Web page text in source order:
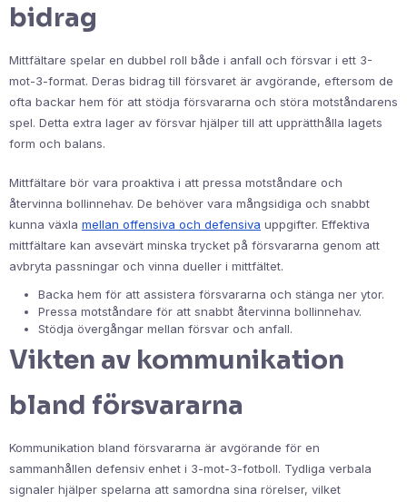
bidrag
Mittfältare spelar en dubbel roll både i anfall och försvar i ett 3-
mot-3-format. Deras bidrag till försvaret är avgörande, eftersom de
ofta backar hem för att stödja försvararna och störa motståndarens
spel. Detta extra lager av försvar hjälper till att upprätthålla lagets
form och balans.
Mittfältare bör vara proaktiva i att pressa motståndare och
återvinna bollinnehav. De behöver vara mångsidiga och snabbt
kunna växla mellan offensiva och defensiva uppgifter. Effektiva
mittfältare kan avsevärt minska trycket på försvararna genom att
avbryta passningar och vinna dueller i mittfältet.
Backa hem för att assistera försvararna och stänga ner ytor.
Pressa motståndare för att snabbt återvinna bollinnehav.
Stödja övergångar mellan försvar och anfall.
Vikten av kommunikation
bland försvararna
Kommunikation bland försvararna är avgörande för en
sammanhållen defensiv enhet i 3-mot-3-fotboll. Tydliga verbala
signaler hjälper spelarna att samordna sina rörelser, vilket